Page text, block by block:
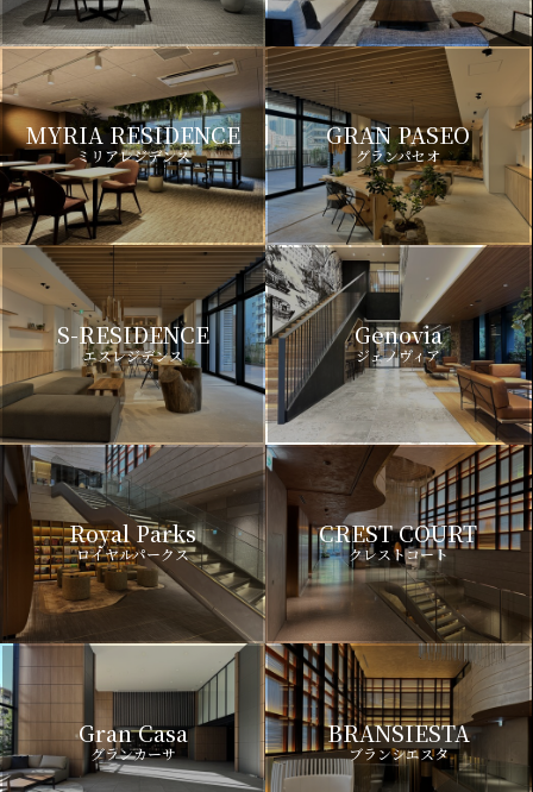
MYRIA RESIDENCE
ミリアレジデンス
GRAN PASEO
グランパセオ
S-RESIDENCE
エスレジデンス
Genovia
ジェノヴィア
Royal Parks
ロイヤルパークス
CREST COURT
クレストコート
Gran Casa
グランカーサ
BRANSIESTA
ブランシエスタ